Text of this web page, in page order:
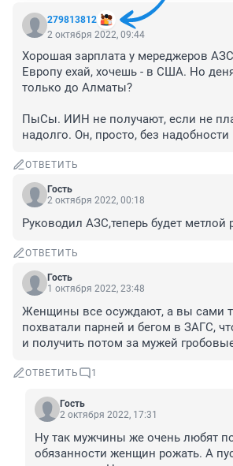
279813812
2 октября 2022, 09:44
Хорошая зарплата у мереджеров
Европу ехай, хочешь - в США. Но
только до Алматы?
ПыСы. ИИН не получают, если не
надолго. Он, просто, без надобности
ОТВЕТИТЬ
Гость
2 октября 2022, 00:18
Руководил АЗС,теперь будет метлой
ОТВЕТИТЬ
Гость
1 октября 2022, 23:48
Женщины все осуждают, а вы сами
похватали парней и бегом в ЗАГС,
и получить потом за мужей
ОТВЕТИТЬ 1
Гость
2 октября 2022, 17:31
Ну так мужчины же очень любят
обязанности женщин рожать. А